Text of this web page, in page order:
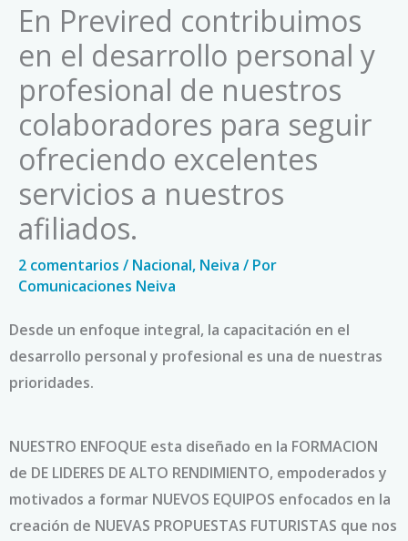
En Previred contribuimos
en el desarrollo personal y
profesional de nuestros
colaboradores para seguir
ofreciendo excelentes
servicios a nuestros
afiliados.
2 comentarios / Nacional, Neiva / Por
Comunicaciones Neiva
Desde un enfoque integral, la capacitación en el
desarrollo personal y profesional es una de nuestras
prioridades.
NUESTRO ENFOQUE esta diseñado en la FORMACION
de DE LIDERES DE ALTO RENDIMIENTO, empoderados y
motivados a formar NUEVOS EQUIPOS enfocados en la
creación de NUEVAS PROPUESTAS FUTURISTAS que nos